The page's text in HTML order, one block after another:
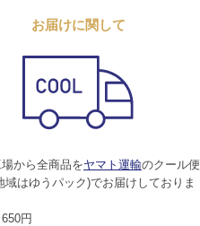
お届けに関して
から全商品をヤマト運輸のクール便
域はゆうパック)でお届けしておりま
円